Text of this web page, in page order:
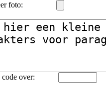
foto:
over: